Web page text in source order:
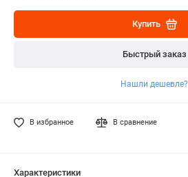
Купить
Быстрый заказ
Нашли дешевле?
В избранное В сравнение
Характеристики